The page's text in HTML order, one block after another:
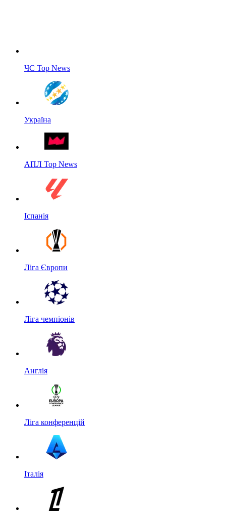
ЧС Top News
Україна
АПЛ Top News
Іспанія
Ліга Європи
Ліга чемпіонів
Англія
Ліга конференцій
Італія